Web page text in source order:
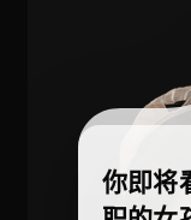
你即将